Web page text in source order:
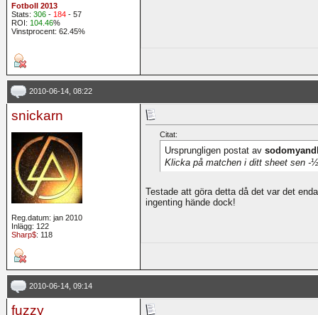
Fotboll 2013
Stats: 306 - 184 - 57
ROI: 104.46%
Vinstprocent: 62.45%
2010-06-14, 08:22
snickarn
Reg.datum: jan 2010
Inlägg: 122
Sharp$: 118
Citat:
Ursprungligen postat av
Klicka på matchen i ditt sheet sen -
Testade att göra detta då det var det
ingenting hände dock!
2010-06-14, 09:14
fuzzy_